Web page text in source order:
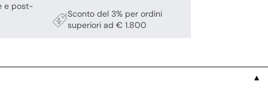
e post-
Sconto del 3% per ordini
superiori ad € 1.800
▼